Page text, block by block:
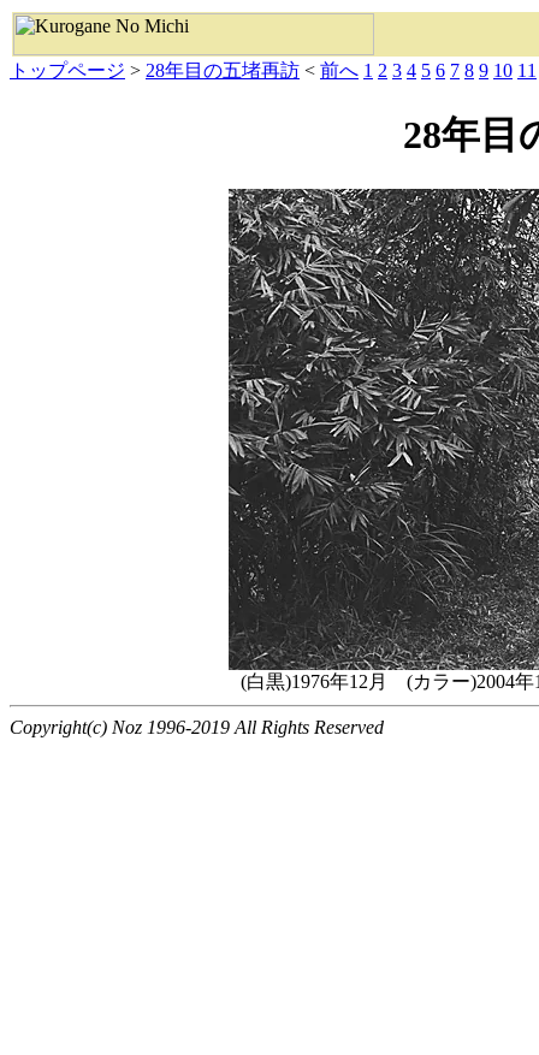
トップページ > 28年目の五堵再訪 < 前へ 1 2 3 4 5 6 7 8 9 10 11
28年目
(白黒)1976年12月 (カラー)2004
Copyright(c) Noz 1996-2019 All Rights Reserved